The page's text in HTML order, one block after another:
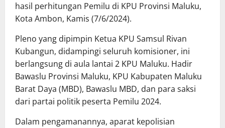
hasil perhitungan Pemilu di KPU Provinsi Maluku,
Kota Ambon, Kamis (7/6/2024).
Pleno yang dipimpin Ketua KPU Samsul Rivan
Kubangun, didampingi seluruh komisioner, ini
berlangsung di aula lantai 2 KPU Maluku. Hadir
Bawaslu Provinsi Maluku, KPU Kabupaten Maluku
Barat Daya (MBD), Bawaslu MBD, dan para saksi
dari partai politik peserta Pemilu 2024.
Dalam pengamanannya, aparat kepolisian